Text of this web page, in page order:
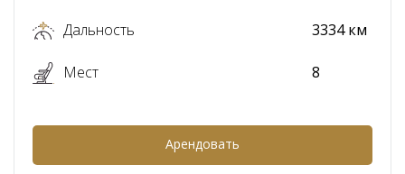
Дальность
Мест
3334 км
8
Арендовать